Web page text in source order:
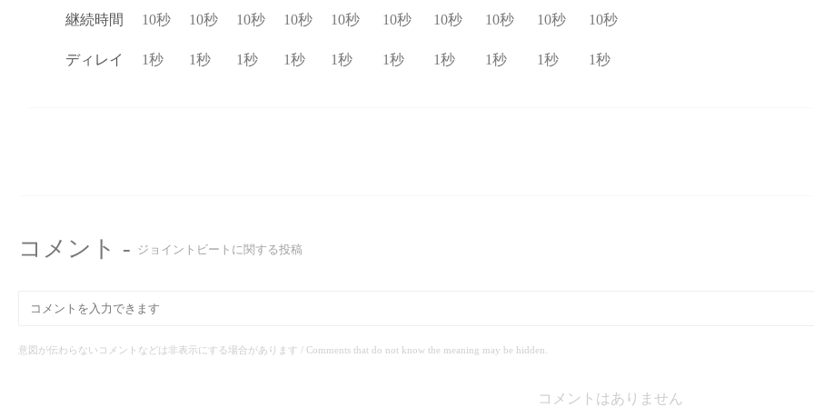
継続時間 10秒 10秒 10秒 10秒 10秒 10秒 10秒 10秒 10秒 10秒
ディレイ 1秒 1秒 1秒 1秒 1秒 1秒 1秒 1秒 1秒 1秒
コメント - ジョイントビートに関する投稿
意図が伝わらないコメントなどは非表示にする場合があります / Comments that do not know the meaning may be hidden.
コメントはありません